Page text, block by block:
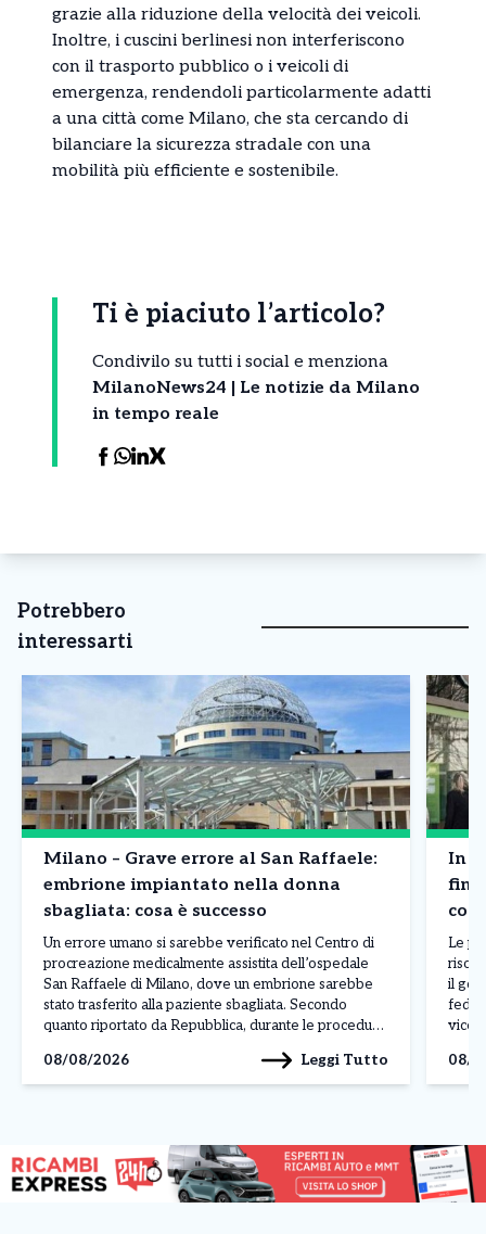
grazie alla riduzione della velocità dei veicoli.
Inoltre, i cuscini berlinesi non interferiscono
con il trasporto pubblico o i veicoli di
emergenza, rendendoli particolarmente adatti
a una città come Milano, che sta cercando di
bilanciare la sicurezza stradale con una
mobilità più efficiente e sostenibile.
Ti è piaciuto l’articolo?
Condivilo su tutti i social e menziona
MilanoNews24 | Le notizie da Milano
in tempo reale
Potrebbero
interessarti
Milano – Grave errore al San Raffaele:
embrione impiantato nella donna
sbagliata: cosa è successo
Un errore umano si sarebbe verificato nel Centro di
procreazione medicalmente assistita dell’ospedale
San Raffaele di Milano, dove un embrione sarebbe
stato trasferito alla paziente sbagliata. Secondo
quanto riportato da Repubblica, durante le procedure
sarebbe nato da una lettura non corretta dell’ordine
delle pazienti presente nel sistema operativo, […]
08/08/2026 Leggi Tutto
In
Le
il
08/